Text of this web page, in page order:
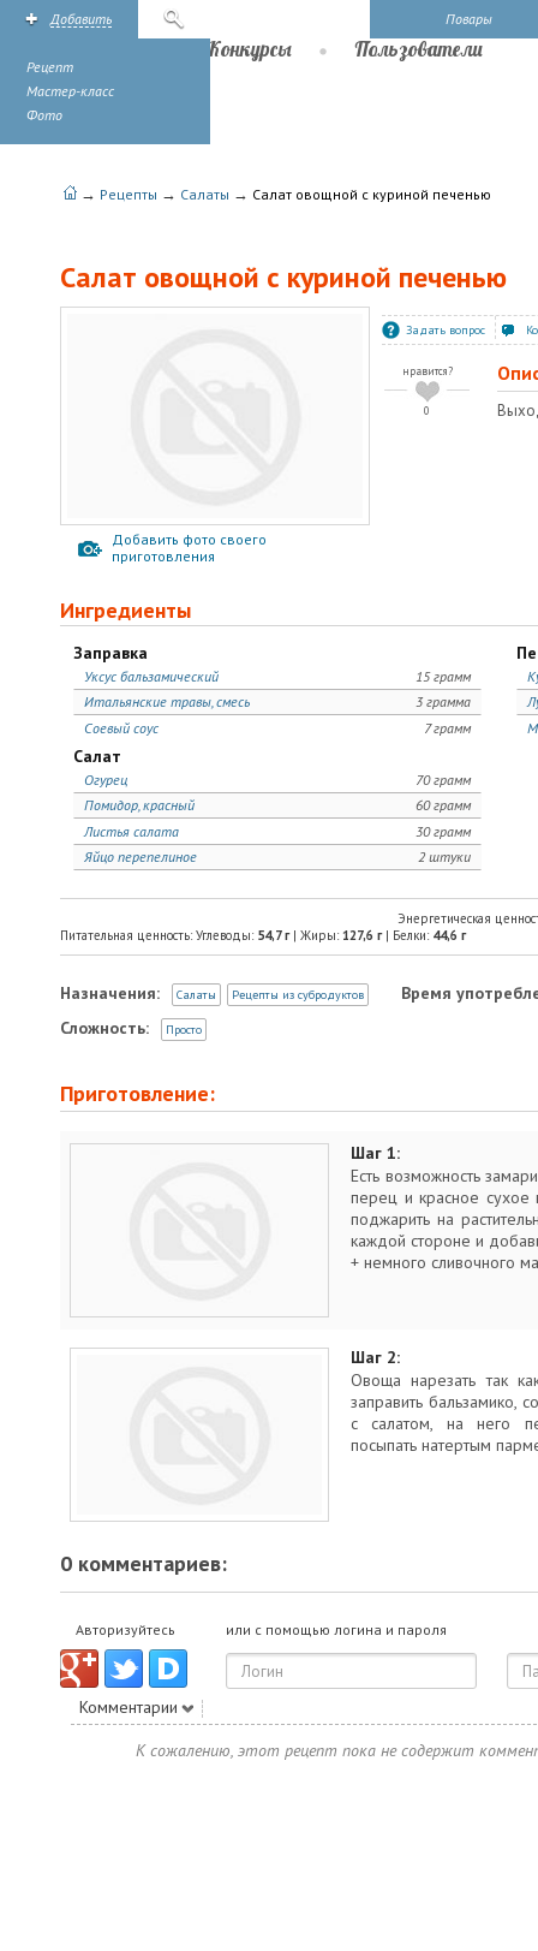
Повары
Добавить
Рецепт
Мастер-класс
Фото
Конкурсы Пользователи
→ Рецепты → Салаты → Салат овощной с куриной печенью
Салат овощной с куриной печенью
Добавить фото своего
приготовления
Задать вопрос
нравится?
0
Ингредиенты
Заправка
15 грамм
Уксус бальзамический
3 грамма
Итальянские травы, смесь
7 грамм
Соевый соус
Салат
70 грамм
Огурец
60 грамм
Помидор, красный
30 грамм
Листья салата
2 штуки
Яйцо перепелиное
Энергетическая
Питательная ценность: Углеводы: 54,7г| Жиры: 127,6 г| Белки: 44,6 г
Назначения: Салаты Рецепты из субродуктов
Время
Сложность:
Просто
Приготовление:
Шаг 1:
Есть возможность
перец и красное сухое
поджарить на
каждой стороне и
+ немного сливочного
Шаг 2:
Овоща нарезать так
заправить
с салатом, на него
посыпать натертым
0 комментариев:
Авторизуйтесь или с помощью логина и пароля
Комментарии
К сожалению, этот рецепт пока не содержит